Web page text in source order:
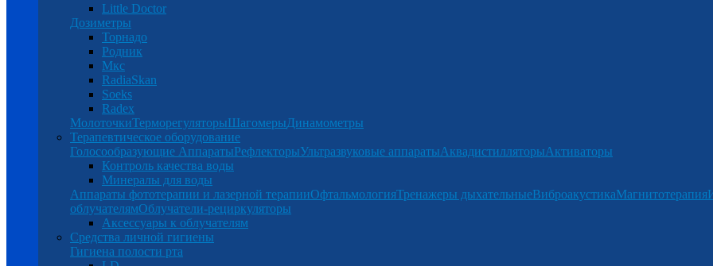
Little Doctor
Дозиметры
Торнадо
Родник
Мкс
RadiaSkan
Soeks
Radex
МолоточкиТерморегуляторыШагомерыДинамометры
Терапевтическое оборудование
Голосообразующие АппаратыРефлекторыУльтразвуковые аппаратыАквадистилляторыАктиваторы
Контроль качества воды
Минералы для воды
Аппараты фототерапии и лазерной терапииОфтальмологияТренажеры дыхательныеВиброакустикаМагнитотерапия
облучателямОблучатели-рециркуляторы
Аксессуары к облучателям
Средства личной гигиены
Гигиена полости рта